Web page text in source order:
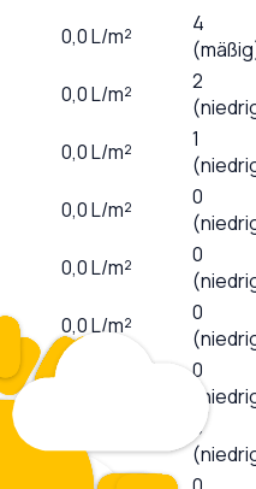
0,0L/m²
4
0,0L/m²
2
0,0L/m²
1
0,0L/m²
0
0,0L/m²
0
0,0L/m²
0
0
0